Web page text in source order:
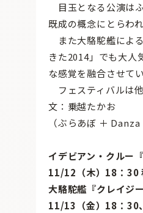
目玉となる公演は
既成の概念にとらわ
また大駱駝艦によ
きた2014」でも大人
な感覚を融合させて
フェスティバルは
文：乗越たかお
（ぶらあぼ ＋
イデビアン・クルー
11/12（木）18：30
大駱駝艦『クレイジ
11/13（金）18：30